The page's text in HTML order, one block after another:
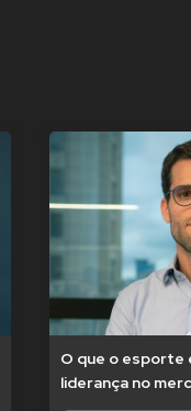
O que o esporte
liderança no